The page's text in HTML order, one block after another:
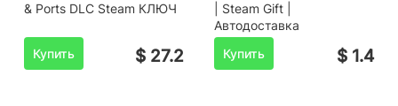
& Ports DLC Steam КЛЮЧ
Купить $ 27.2
| Steam Gift |
Автодоставка
Купить
$ 1.4